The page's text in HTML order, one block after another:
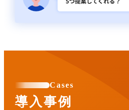
Cases
導入事例